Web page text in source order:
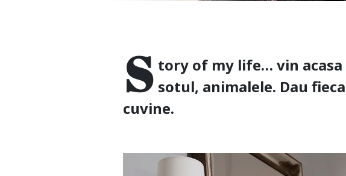
S tory of my life… vin
sotul, animalele. Dau
cuvine.